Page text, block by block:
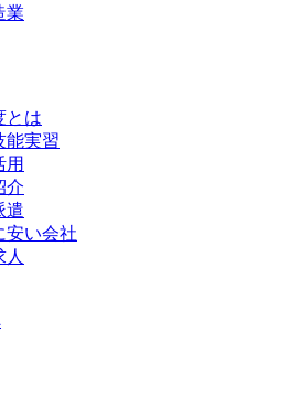
業
とは
能実習
用
介
遣
安い会社